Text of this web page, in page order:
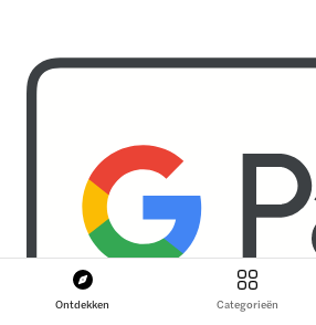
Ontdekken Categorieën